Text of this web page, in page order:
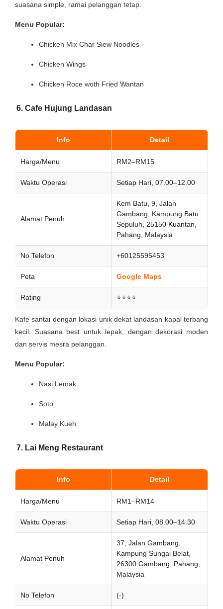
suasana simple, ramai pelanggan tetap.
Menu Popular:
Chicken Mix Char Siew Noodles
Chicken Wings
Chicken Roce woth Fried Wantan
6. Cafe Hujung Landasan
Info Detail
Harga/Menu RM2–RM15
Waktu Operasi Setiap Hari, 07.00–12.00
Alamat Penuh
Kem Batu, 9, Jalan
Gambang, Kampung Batu
Sepuluh, 25150 Kuantan,
Pahang, Malaysia
No Telefon +60125595453
Peta Google Maps
Rating ⭐⭐⭐⭐
Kafe santai dengan lokasi unik dekat landasan kapal terbang
kecil. Suasana best untuk lepak, dengan dekorasi moden
dan servis mesra pelanggan.
Menu Popular:
Nasi Lemak
Soto
Malay Kueh
7. Lai Meng Restaurant
Info Detail
Harga/Menu RM1–RM14
Waktu Operasi Setiap Hari, 08.00–14.30
Alamat Penuh
37, Jalan Gambang,
Kampung Sungai Belat,
26300 Gambang, Pahang,
Malaysia
No Telefon (-)